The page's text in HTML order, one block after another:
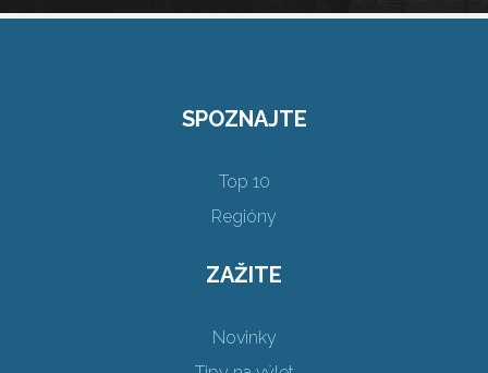
SPOZNAJTE
Top 10
Regióny
ZAŽITE
Novinky